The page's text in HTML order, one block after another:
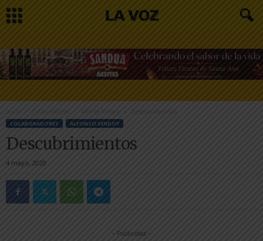
Inicio Colaboradores Alfonso Verdoy Descubrimientos
COLABORADORES ALFONSO VERDOY
Descubrimientos
4 mayo, 2020
-- Publicidad --